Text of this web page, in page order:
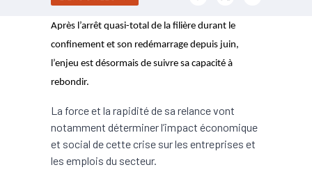
Après l’arrêt quasi-total de la filière durant le
confinement et son redémarrage depuis juin,
l’enjeu est désormais de suivre sa capacité à
rebondir.
La force et la rapidité de sa relance vont
notamment déterminer l’impact économique
et social de cette crise sur les entreprises et
les emplois du secteur.